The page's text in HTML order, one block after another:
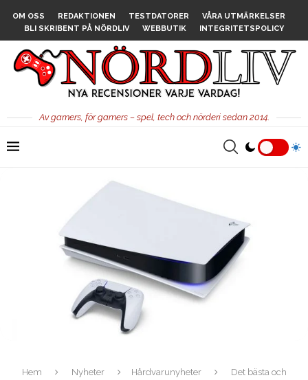
OM OSS REDAKTIONEN TESTDATORER
VÅRA UTMÄRKELSER
BLI SKRIBENT PÅ NÖRDLIV
WEBBUTIK INTEGRITETSPOLICY
Av gamers, för gamers – spel, tech och nörderi sedan 2014.
Hem Nyheter Hårdvarunyheter
Det bästa och